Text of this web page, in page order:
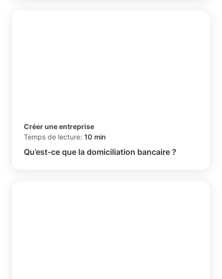
Créer une entreprise
Temps de lecture: 10 min
Qu’est-ce que la domiciliation bancaire ?